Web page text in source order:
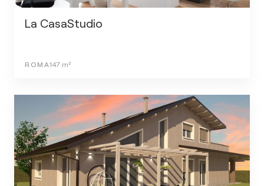
La CasaStudio
ROMA147 m²